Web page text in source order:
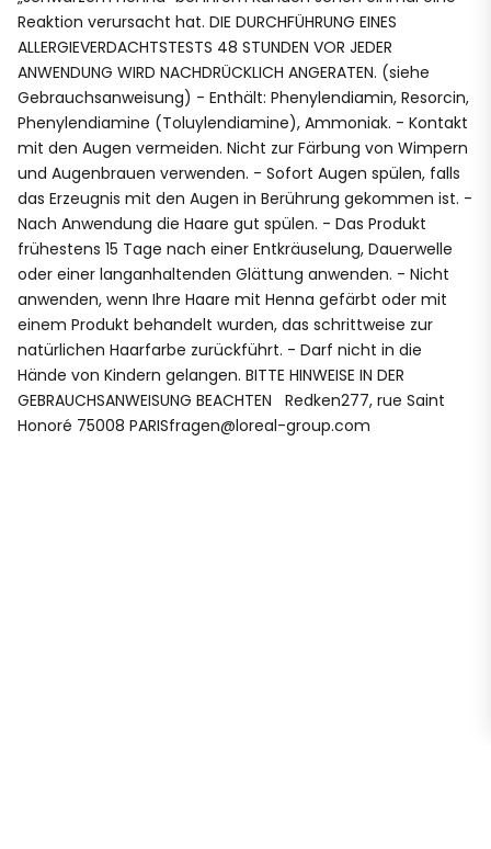
Reaktion verursacht hat. DIE DURCHFÜHRUNG EINES
ALLERGIEVERDACHTSTESTS 48 STUNDEN VOR JEDER
ANWENDUNG WIRD NACHDRÜCKLICH ANGERATEN. (siehe
Gebrauchsanweisung) - Enthält: Phenylendiamin, Resorcin,
Phenylendiamine (Toluylendiamine), Ammoniak. - Kontakt
mit den Augen vermeiden. Nicht zur Färbung von Wimpern
und Augenbrauen verwenden. - Sofort Augen spülen, falls
das Erzeugnis mit den Augen in Berührung gekommen ist. -
Nach Anwendung die Haare gut spülen. - Das Produkt
frühestens 15 Tage nach einer Entkräuselung, Dauerwelle
oder einer langanhaltenden Glättung anwenden. - Nicht
anwenden, wenn Ihre Haare mit Henna gefärbt oder mit
einem Produkt behandelt wurden, das schrittweise zur
natürlichen Haarfarbe zurückführt. - Darf nicht in die
Hände von Kindern gelangen. BITTE HINWEISE IN DER
GEBRAUCHSANWEISUNG BEACHTEN Redken277, rue Saint
Honoré 75008 PARISfragen@loreal-group.com